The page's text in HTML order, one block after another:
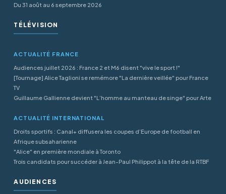
Du 31 août au 6 septembre 2026
TÉLÉVISION
ACTUALITÉ FRANCE
Audiences juillet 2026 : France 2 et M6 disent "vive le sport !"
[Tournage] Alice Taglioni se remémore "La dernière veillée" pour France
TV
Guillaume Gallienne devient "L’homme au manteau de singe" pour Arte
ACTUALITÉ INTERNATIONAL
Droits sportifs : Canal+ diffusera les coupes d’Europe de football en
Afrique subsaharienne
"Alice" en première mondiale à Toronto
Trois candidats pour succéder à Jean-Paul Philippot à la tête de la RTBF
AUDIENCES